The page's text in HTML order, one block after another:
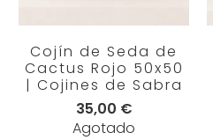
Cojín de Seda de
Cactus Rojo 50x50
| Cojines de Sabra
35,00 €
Agotado